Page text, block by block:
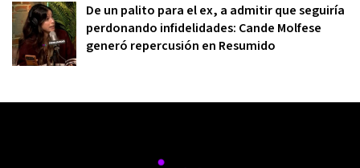
De un palito para el ex, a admitir que seguiría
perdonando infidelidades: Cande Molfese
generó repercusión en Resumido